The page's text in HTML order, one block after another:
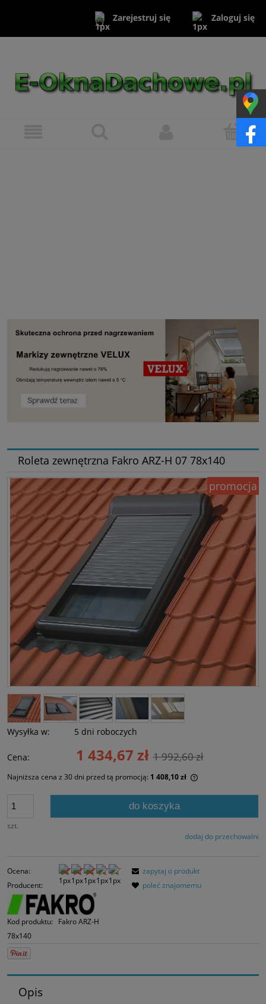
Zarejestruj się Zaloguj się
Roleta zewnętrzna Fakro ARZ-H 07 78x140
promocja
Wysyłka w: 5 dni roboczych
Cena: 1 434,67 zł 1 992,60 zł
Najniższa cena z 30 dni przed tą promocją: 1 408,10 zł
szt.
do koszyka
dodaj do przechowalni
Ocena:
Producent:
Kod produktu:
Fakro ARZ-H
78x140
zapytaj o produkt
poleć znajomemu
Opis